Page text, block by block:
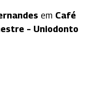
em Café
– Uniodonto